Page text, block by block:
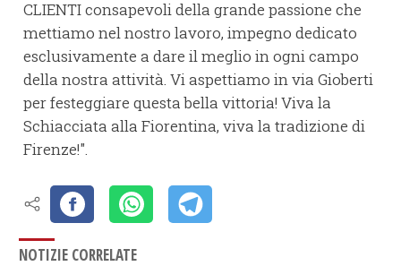
CLIENTI consapevoli della grande passione che
mettiamo nel nostro lavoro, impegno dedicato
esclusivamente a dare il meglio in ogni campo
della nostra attività. Vi aspettiamo in via Gioberti
per festeggiare questa bella vittoria! Viva la
Schiacciata alla Fiorentina, viva la tradizione di
Firenze!".
NOTIZIE CORRELATE